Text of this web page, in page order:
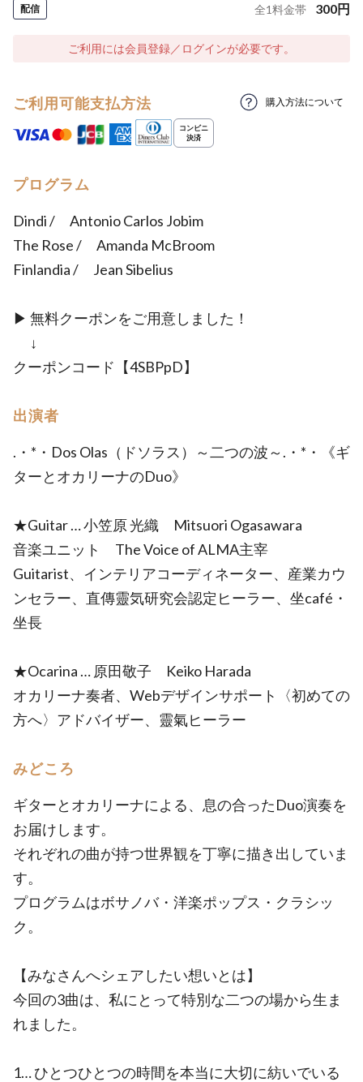
配信 全1料金帯 300円
ご利用には会員登録／ログインが必要です。
ご利用可能支払方法 購入方法について
プログラム
Dindi / Antonio Carlos Jobim
The Rose / Amanda McBroom
Finlandia / Jean Sibelius
▶ 無料クーポンをご用意しました！
↓
クーポンコード【4SBPpD】
出演者
.・*・Dos Olas（ドソラス）～二つの波～.・*・《ギ
ターとオカリーナのDuo》
★Guitar … 小笠原 光織 Mitsuori Ogasawara
音楽ユニット The Voice of ALMA主宰
Guitarist、インテリアコーディネーター、産業カウ
ンセラー、直傳靈気研究会認定ヒーラー、坐café・
坐長
★Ocarina … 原田敬子 Keiko Harada
オカリーナ奏者、Webデザインサポート〈初めての
方へ〉アドバイザー、靈氣ヒーラー
みどころ
ギターとオカリーナによる、息の合ったDuo演奏を
お届けします。
それぞれの曲が持つ世界観を丁寧に描き出していま
す。
プログラムはボサノバ・洋楽ポップス・クラシッ
ク。
【みなさんへシェアしたい想いとは】
今回の3曲は、私にとって特別な二つの場から生ま
れました。
1… ひとつひとつの時間を本当に大切に紡いでいる